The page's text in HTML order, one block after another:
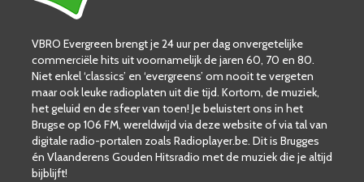
VBRO Evergreen brengt je 24 uur per dag onvergetelijke
commerciële hits uit voornamelijk de jaren 60, 70 en 80.
Niet enkel ‘classics’ en ‘evergreens’ om nooit te vergeten
maar ook leuke radioplaten uit die tijd. Kortom, de muziek,
het geluid en de sfeer van toen! Je beluistert ons in het
Brugse op 106 FM, wereldwijd via deze website of via tal van
digitale radio-portalen zoals Radioplayer.be. Dit is Brugges
én Vlaanderens Gouden Hitsradio met de muziek die je altijd
bijblijft!